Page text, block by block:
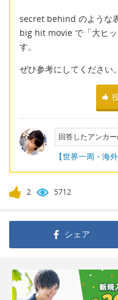
secret behind のような
big hit movie で「大ヒ
す。
ぜひ参考にしてください。
回答したアンカー
【世界一周・海
2 5712
シェア